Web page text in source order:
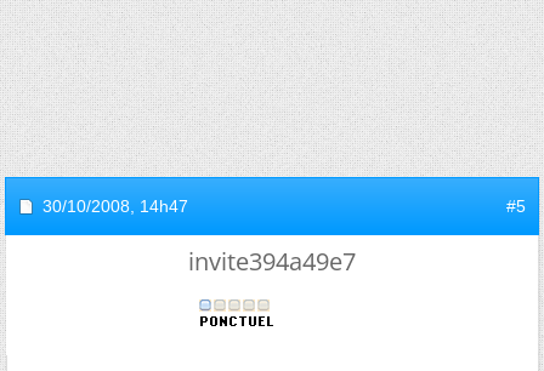
30/10/2008, 14h47 #5
invite394a49e7